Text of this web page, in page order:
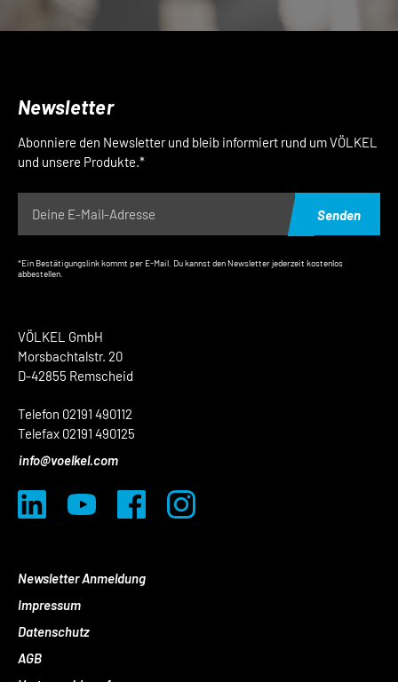
VÖLKEL GmbH
Morsbachtalstr. 20
D-42855 Remscheid
Telefon 02191 490112
Telefax 02191 490125
info@voelkel.com
Newsletter Anmeldung
Impressum
Datenschutz
AGB
Newsletter
Abonniere den Newsletter und bleib informiert rund um VÖLKEL
und unsere Produkte.*
Senden
*Ein Bestätigungslink kommt per E-Mail. Du kannst den Newsletter jederzeit kostenlos
abbestellen.